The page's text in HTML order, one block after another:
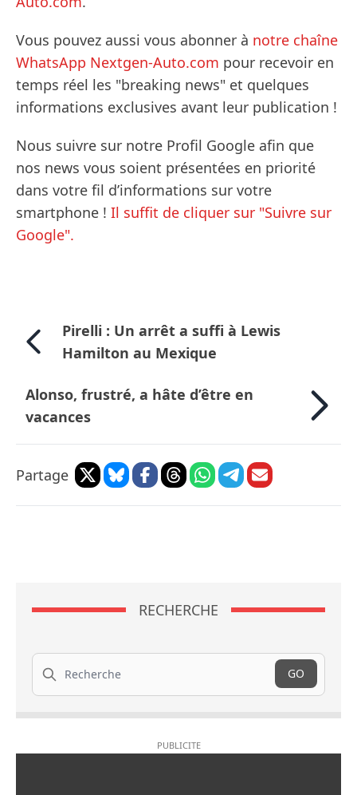
Vous pouvez aussi vous abonner à notre chaîne
WhatsApp Nextgen-Auto.com pour recevoir en
temps réel les "breaking news" et quelques
informations exclusives avant leur publication !
Nous suivre sur notre Profil Google afin que
nos news vous soient présentées en priorité
dans votre fil d’informations sur votre
smartphone ! Il suffit de cliquer sur "Suivre sur
Google".
Pirelli : Un arrêt a suffi à Lewis
Hamilton au Mexique
Alonso, frustré, a hâte d’être en
vacances
Partage
RECHERCHE
Recherche
GO